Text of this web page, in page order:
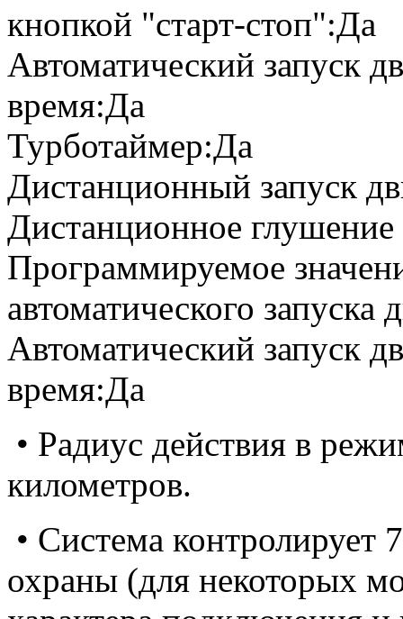
кнопкой "старт-стоп":Да
Автоматический запуск
время:Да
Турботаймер:Да
Дистанционный запуск
Дистанционное
Программируемое
автоматического запуска
Автоматический запуск
время:Да
• Радиус действия в
километров.
• Система контролирует
охраны (для некоторых